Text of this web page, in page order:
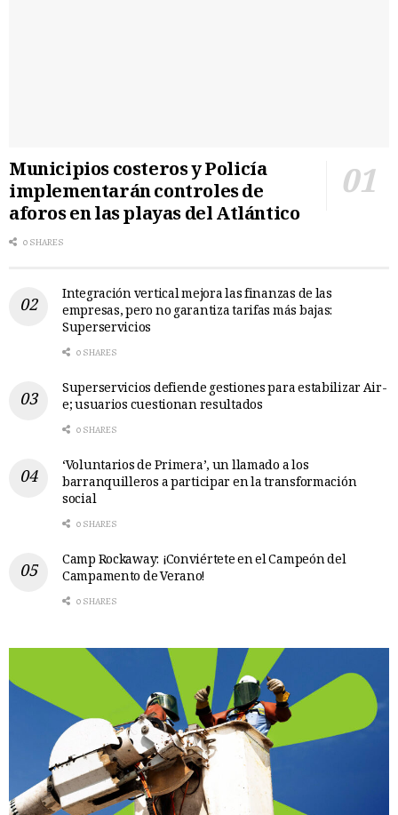
Municipios costeros y Policía
implementarán controles de
aforos en las playas del Atlántico
0 SHARES
Integración vertical mejora las finanzas de las
empresas, pero no garantiza tarifas más bajas:
Superservicios
0 SHARES
Superservicios defiende gestiones para estabilizar Air-
e; usuarios cuestionan resultados
0 SHARES
‘Voluntarios de Primera’, un llamado a los
barranquilleros a participar en la transformación
social
0 SHARES
Camp Rockaway: ¡Conviértete en el Campeón del
Campamento de Verano!
0 SHARES